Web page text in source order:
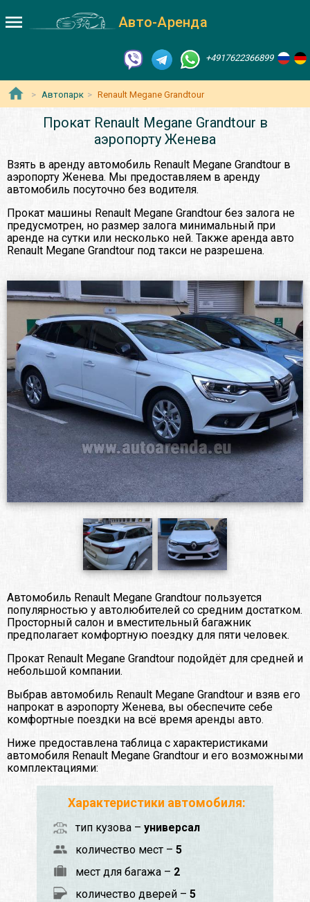
Авто-Аренда
+4917622366899
Автопарк Renault Megane Grandtour
Прокат Renault Megane Grandtour в
аэропорту Женева
Взять в аренду автомобиль Renault Megane Grandtour в
аэропорту Женева. Мы предоставляем в аренду
автомобиль посуточно без водителя.
Прокат машины Renault Megane Grandtour без залога не
предусмотрен, но размер залога минимальный при
аренде на сутки или несколько ней. Также аренда авто
Renault Megane Grandtour под такси не разрешена.
Автомобиль Renault Megane Grandtour пользуется
популярностью у автолюбителей со средним достатком.
Просторный салон и вместительный багажник
предполагает комфортную поездку для пяти человек.
Прокат Renault Megane Grandtour подойдёт для средней и
небольшой компании.
Выбрав автомобиль Renault Megane Grandtour и взяв его
напрокат в аэропорту Женева, вы обеспечите себе
комфортные поездки на всё время аренды авто.
Ниже предоставлена таблица с характеристиками
автомобиля Renault Megane Grandtour и его возможными
комплектациями:
Характеристики автомобиля:
тип кузова – универсал
количество мест – 5
мест для багажа – 2
количество дверей – 5